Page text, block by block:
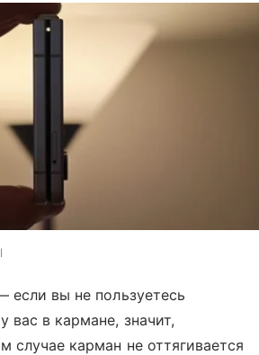
если вы не пользуетесь
вас в кармане, значит,
случае карман не оттягивается